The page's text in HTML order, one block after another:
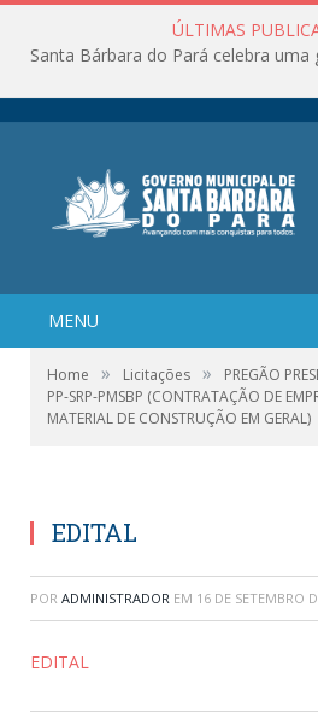
ÚLTIMAS
MENU
Home » Licitações »
PREGÃO
PP-SRP-PMSBP (CONTRATAÇÃO DE
MATERIAL DE CONSTRUÇÃO EM GERAL)
EDITAL
POR ADMINISTRADOR EM 16 DE SETEMBRO
EDITAL